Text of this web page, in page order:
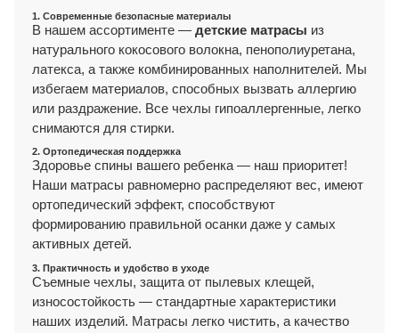
1. Современные безопасные материалы
В нашем ассортименте — детские матрасы из
натурального кокосового волокна, пенополиуретана,
латекса, а также комбинированных наполнителей. Мы
избегаем материалов, способных вызвать аллергию
или раздражение. Все чехлы гипоаллергенные, легко
снимаются для стирки.
2. Ортопедическая поддержка
Здоровье спины вашего ребенка — наш приоритет!
Наши матрасы равномерно распределяют вес, имеют
ортопедический эффект, способствуют
формированию правильной осанки даже у самых
активных детей.
3. Практичность и удобство в уходе
Съемные чехлы, защита от пылевых клещей,
износостойкость — стандартные характеристики
наших изделий. Матрасы легко чистить, а качество